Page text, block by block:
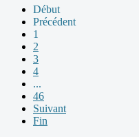
Début
Précédent
1
2
3
4
...
46
Suivant
Fin